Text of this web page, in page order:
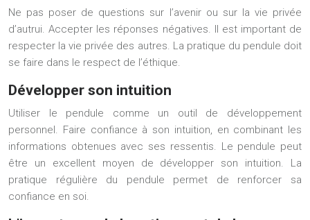
Ne pas poser de questions sur l’avenir ou sur la vie privée
d’autrui. Accepter les réponses négatives. Il est important de
respecter la vie privée des autres. La pratique du pendule doit
se faire dans le respect de l’éthique.
Développer son intuition
Utiliser le pendule comme un outil de développement
personnel. Faire confiance à son intuition, en combinant les
informations obtenues avec ses ressentis. Le pendule peut
être un excellent moyen de développer son intuition. La
pratique régulière du pendule permet de renforcer sa
confiance en soi.